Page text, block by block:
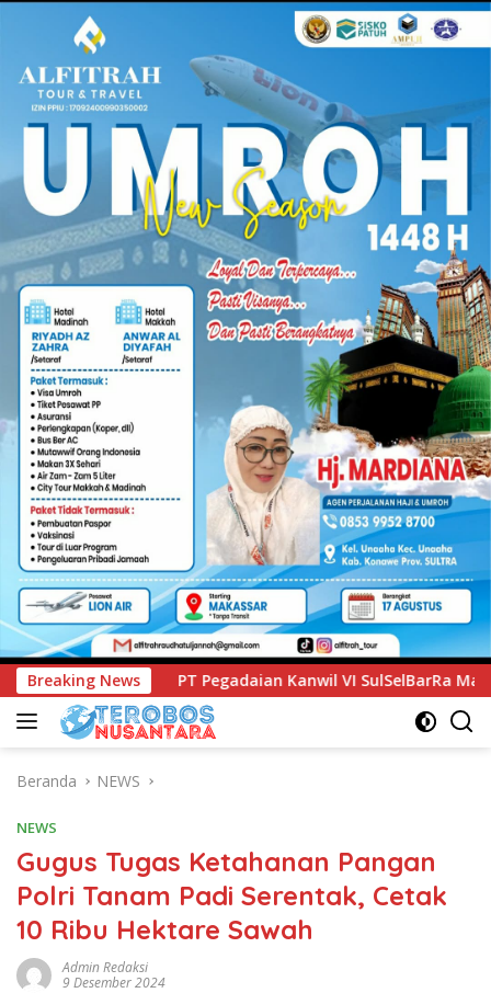
Breaking News
Kanwil VI SulSelBarRa Maluku Luncurkan Program
Beranda NEWS
NEWS
Gugus Tugas Ketahanan Pangan
Polri Tanam Padi Serentak, Cetak
10 Ribu Hektare Sawah
Admin Redaksi
9 Desember 2024